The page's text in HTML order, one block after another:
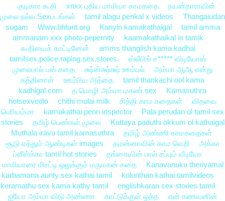
குடிகார கூதி
xnxx புதிய மாமியா காமகதை
நயன்தாராவின்
முலை நல்ல Sexபடங்கள்
tamil alagu penkal x videos
Thangaiudan
sugam
Www.bhtunt.org Kanyin kamakathaigal
tamil amma
ammanam xxx photo pepernity
kaamakathaikal in tamik
கூதியைக் காட்டினேன்
amms thanglish kama kadhai
tamilsex.police.raping.sex.stores.
ஸ்லீபிங் ச***** விடியோஸ்
முலைபால் பஸ் கதை
க்ஷ்ன்க்ஷ்க்ஷ் ஊம்பல்
அம்மா ஆஆ என்று
கத்தினாள்
ஊம்பிய அத்தை
tamil thankachi ool kama
kadhigal.com
த மொழி அம்மா மகண் sex
Kamasuthra
hotsexvedio
chithi mulai milk சித்தி காம கதைகள்
விதவை
பெரியம்மா
kamakathai penn inspector
Pala perudan ol tamil sex
stories
தமிழ் பெண்கள் முலை
Kattaya paduthi okkum ol kathaigal
Muthala iravu tamil kamasuthra
தமிழ் அண்ணி காமகதைகள்
சூடு ஏத்தும் ஆண்டிகள் images
தமன்னாவின் காம வெறி
அக்கா
ப்ளீஸ்க்கா tamil hot stories
தங்கையின் பால் சப்பும் வீடியோ
மாமியாரை மிரட்டி ஒலுக்கும் மருமகன் கதை
Kanavanuku theriyamal
karbamana aunty sex kathai tamil
kolunthan kathai tamilvideos
keramathu sex kama kathy tamil
englishkaran sex stories tamil
ஐயோ அம்மா விடு அண்ணா
காட்டுக்குள் ஒத்த என் கணவனின்